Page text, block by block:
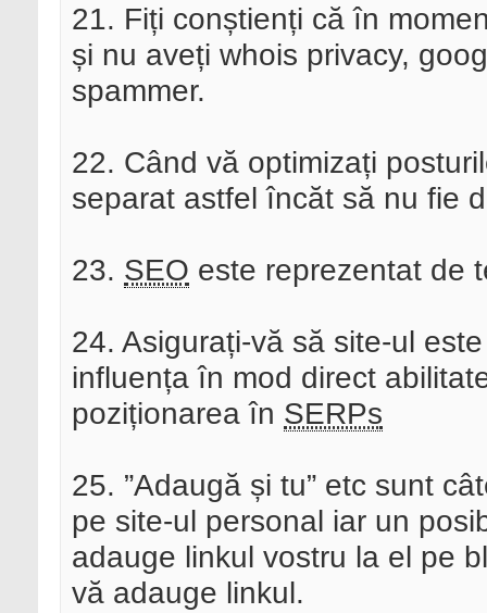
21. Fiți conștienți că în
și nu aveți whois privacy,
spammer.
22. Când vă optimizați
separat astfel încăt să nu fie
23. SEO este reprezentat de
24. Asigurați-vă să site-ul
influența în mod direct
poziționarea în SERPs
25. ”Adaugă și tu” etc sunt
pe site-ul personal iar un
adauge linkul vostru la el pe
vă adauge linkul.